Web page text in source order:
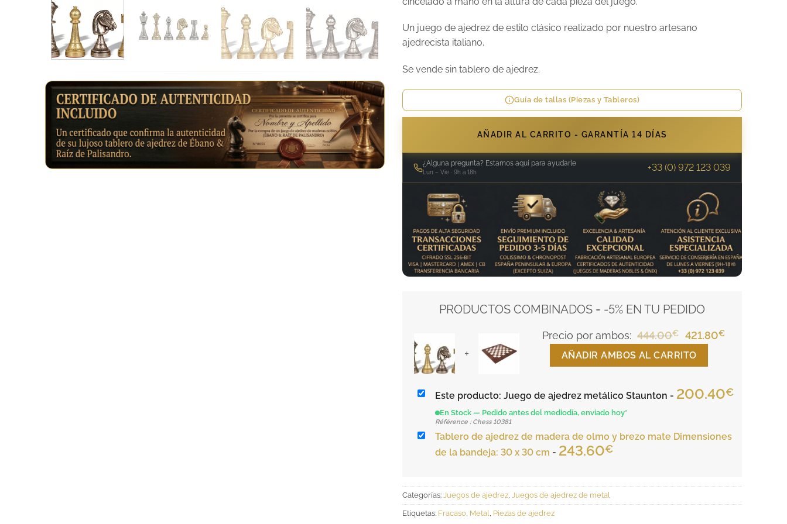
Un juego de ajedrez de estilo clásico realizado por nuestro artesano
ajedrecista italiano.
Se vende sin tablero de ajedrez.
Guía de tallas (Piezas y Tableros)
AÑADIR AL CARRITO - GARANTÍA 14 DÍAS
¿Alguna pregunta? Estamos aquí para ayudarle
Lun – Vie · 9h a 18h +33 (0) 972 123 039
PRODUCTOS COMBINADOS = -5% EN TU PEDIDO
+
Precio por ambos: 444.00€
El
precio
original
444.00€.
421.80€El
421.80€.
AÑADIR AMBOS AL CARRITO
Este producto: Juego de ajedrez metálico Staunton - 200.40€
En Stock — Pedido antes del mediodía, enviado hoy*
Référence : Chess 10381
Tablero de ajedrez de madera de olmo y brezo mate Dimensiones
de la bandeja: 30 x 30 cm - 243.60€
Categorías: Juegos de ajedrez Juegos de ajedrez de metal
Etiquetas: Fracaso Metal Piezas de ajedrez